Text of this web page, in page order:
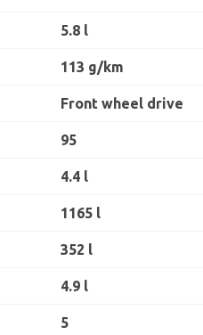
5.8 l
113 g/km
Front wheel drive
95
4.4 l
1165 l
352 l
4.9 l
5